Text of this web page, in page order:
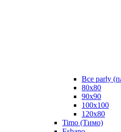
Все parly
80x80
90x90
100x100
120x80
Timo (Тимо)